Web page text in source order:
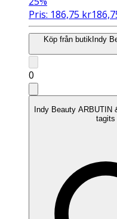
Pris: 186,75 kr
Köp från butikIndy
0
Indy Beauty ARBUTIN
tagits